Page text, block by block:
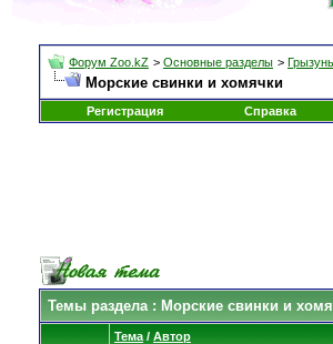
Форум Zoo.kZ > Основные разделы >
Морские свинки и хомячки
Регистрация Справка
Темы раздела: Морские свинки и
Тема / Автор